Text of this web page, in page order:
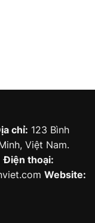
chỉ: 123 Bình
Việt Nam.
Điện thoại:
Website: